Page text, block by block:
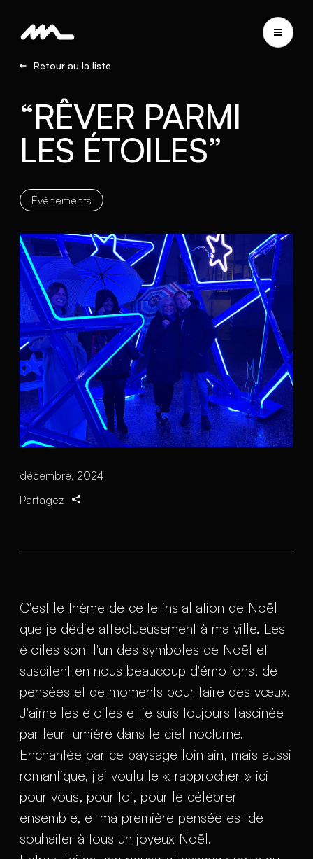
Retour au la liste
“RÊVER PARMI
LES ÉTOILES”
Événements
décembre, 2024
Partagez
C'est le thème de cette installation de Noël
que je dédie affectueusement à ma ville. Les
étoiles sont l'un des symboles de Noël et
suscitent en nous beaucoup d'émotions, de
pensées et de moments pour faire des vœux.
J'aime les étoiles et je suis toujours fascinée
par leur lumière dans le ciel nocturne.
Enchantée par ce paysage lointain, mais aussi
romantique, j'ai voulu le « rapprocher » ici
pour vous, pour toi, pour le célébrer
ensemble, et ma première pensée est de
souhaiter à tous un joyeux Noël.